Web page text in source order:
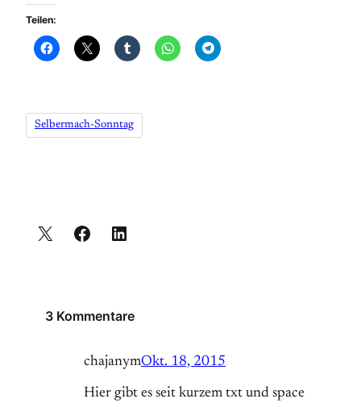
Teilen:
Selbermach-Sonntag
3 Kommentare
chajanymOkt. 18, 2015
Hier gibt es seit kurzem txt und space